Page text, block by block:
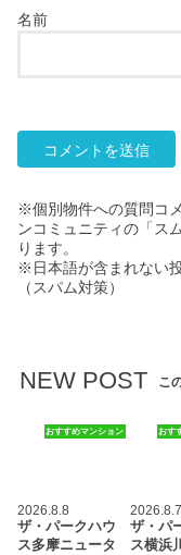
名前
※個別物件への質問コ
ンコミュニティの「ス
ります。
※日本語が含まれない
（スパム対策）
NEW POST こ
おすすめマンション
2026.8.8
ザ・パークハウ
ス多摩ニュータ
おす
2026.8.7
ザ・パ
ス横浜